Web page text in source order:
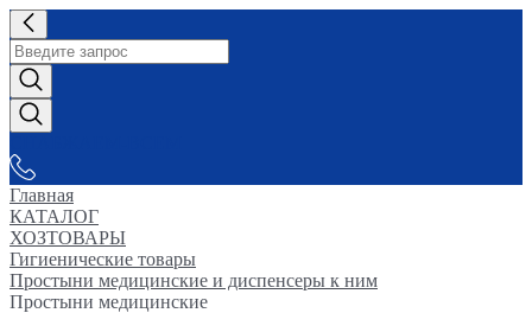
Главная
КАТАЛОГ
ХОЗТОВАРЫ
Гигиенические товары
Простыни медицинские и диспенсеры к ним
Простыни медицинские